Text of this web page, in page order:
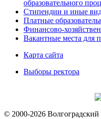
образовательного
Стипендии и иные
Платные
Финансово-
Вакантные места для
Карта сайта
Выборы ректора
© 2000-2026 Волгоградский